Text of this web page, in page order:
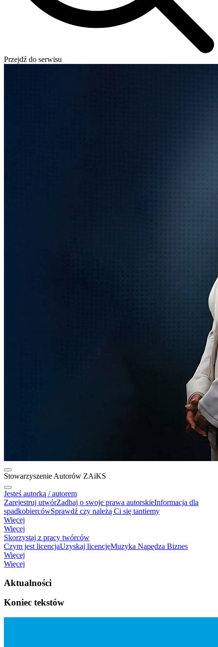
Przejdź do serwisu
Stowarzyszenie Autorów ZAiKS
Jesteś autorką / autorem
Zarejestruj utwórZadbaj o swoje prawa autorskieInformacja dla
spadkobiercówSprawdź czy należą Ci się tantiemy
Więcej
Więcej
Skorzystaj z pracy twórców
Czym jest licencjaUzyskaj licencjęMuzyka Napędza Biznes
Więcej
Więcej
Aktualności
Koniec tekstów